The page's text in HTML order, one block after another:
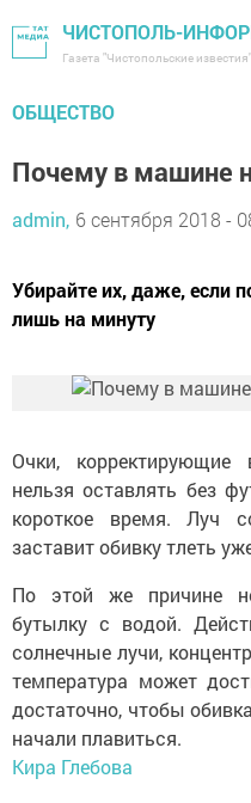
ЧИСТОПОЛЬ-
Газета "Чистопольские
ОБЩЕСТВО
Почему в машине
admin, 6 сентября 2018 -
Убирайте их, даже, если
лишь на минуту
Очки, корректирующие
нельзя оставлять без
короткое время. Луч
заставит обивку тлеть
По этой же причине
бутылку с водой.
солнечные лучи,
температура может
достаточно, чтобы
начали плавиться.
Кира Глебова